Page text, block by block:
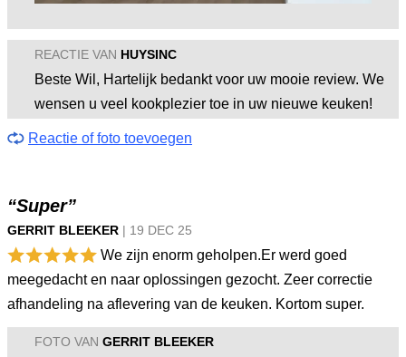
REACTIE VAN HUYSINC
Beste Wil, Hartelijk bedankt voor uw mooie review. We
wensen u veel kookplezier toe in uw nieuwe keuken!
Reactie of foto toevoegen
“Super”
GERRIT BLEEKER | 19 DEC 25
We zijn enorm geholpen.Er werd goed
meegedacht en naar oplossingen gezocht. Zeer correctie
afhandeling na aflevering van de keuken. Kortom super.
FOTO VAN GERRIT BLEEKER